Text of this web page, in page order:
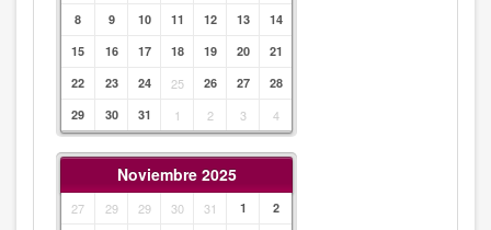
8
9 10 11 12 13
14
15
16 17 18 19 20
21
22
23 24 25 26 27
28
29
30 31 1 2 3 4
Noviembre 2025
27 29 29 30 31 1
2